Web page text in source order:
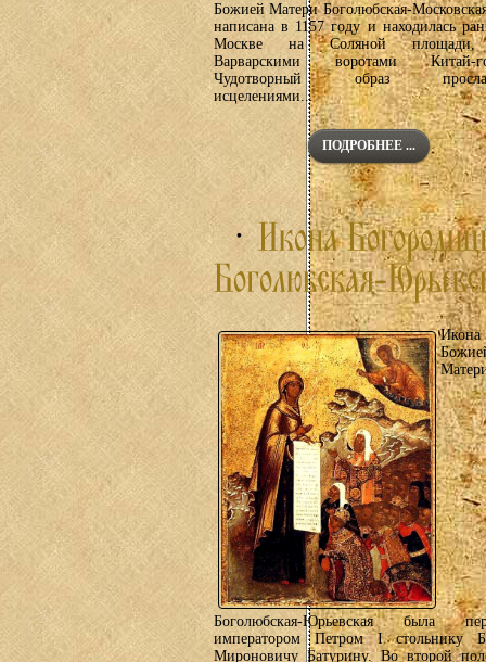
Божией Матери Боголюбская-
написана в 1157 году и находилась
Москве на Соляной
Варварскими воротами Китай-
Чудотворный образ
исцелениями...
ПОДРОБНЕЕ ...
Икона
Боголюбская-Юрьевская была
императором Петром I стольнику
Мироновичу Батурину. Во второй